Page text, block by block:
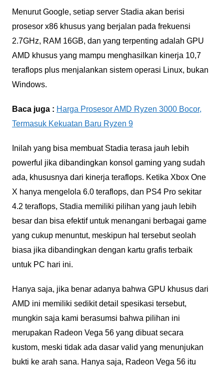
Menurut Google, setiap server Stadia akan berisi
prosesor x86 khusus yang berjalan pada frekuensi
2.7GHz, RAM 16GB, dan yang terpenting adalah GPU
AMD khusus yang mampu menghasilkan kinerja 10,7
teraflops plus menjalankan sistem operasi Linux, bukan
Windows.
Baca juga : Harga Prosesor AMD Ryzen 3000 Bocor,
Termasuk Kekuatan Baru Ryzen 9
Inilah yang bisa membuat Stadia terasa jauh lebih
powerful jika dibandingkan konsol gaming yang sudah
ada, khususnya dari kinerja teraflops. Ketika Xbox One
X hanya mengelola 6.0 teraflops, dan PS4 Pro sekitar
4.2 teraflops, Stadia memiliki pilihan yang jauh lebih
besar dan bisa efektif untuk menangani berbagai game
yang cukup menuntut, meskipun hal tersebut seolah
biasa jika dibandingkan dengan kartu grafis terbaik
untuk PC hari ini.
Hanya saja, jika benar adanya bahwa GPU khusus dari
AMD ini memiliki sedikit detail spesikasi tersebut,
mungkin saja kami berasumsi bahwa pilihan ini
merupakan Radeon Vega 56 yang dibuat secara
kustom, meski tidak ada dasar valid yang menunjukan
bukti ke arah sana. Hanya saja, Radeon Vega 56 itu